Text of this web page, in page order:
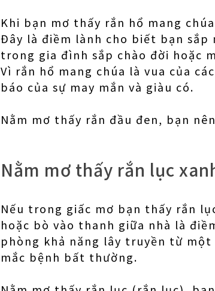
Khi bạn mơ thấy rắn hổ mang
Đây là điềm lành cho biết bạn
trong gia đình sắp chào đời hoặc
Vì rắn hổ mang chúa là vua của
báo của sự may mắn và giàu có.
Nằm mơ thấy rắn đầu đen, bạn
Nằm mơ thấy rắn lục
Nếu trong giấc mơ bạn thấy rắn
hoặc bò vào thanh giữa nhà là
phòng khả năng lây truyền từ
mắc bệnh bất thường.